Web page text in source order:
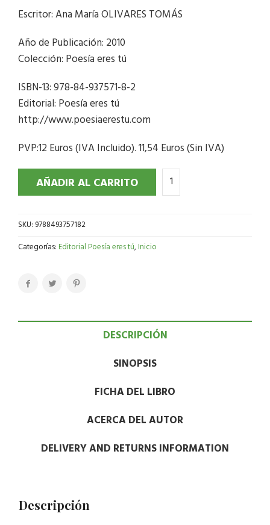
Escritor: Ana María OLIVARES TOMÁS
Año de Publicación: 2010
Colección: Poesía eres tú
ISBN-13: 978-84-937571-8-2
Editorial: Poesía eres tú
http://www.poesiaerestu.com
PVP:12 Euros (IVA Incluido). 11,54 Euros (Sin IVA)
AÑADIR AL CARRITO
SKU: 9788493757182
Categorías:Editorial Poesía eres tú,Inicio
DESCRIPCIÓN
SINOPSIS
FICHA DEL LIBRO
ACERCA DEL AUTOR
DELIVERY AND RETURNS INFORMATION
Descripción